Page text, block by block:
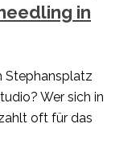
in
Stephansplatz
Wer sich in
oft für das